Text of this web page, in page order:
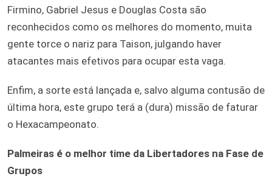
Firmino, Gabriel Jesus e Douglas Costa são
reconhecidos como os melhores do momento, muita
gente torce o nariz para Taison, julgando haver
atacantes mais efetivos para ocupar esta vaga.
Enfim, a sorte está lançada e, salvo alguma contusão de
última hora, este grupo terá a (dura) missão de faturar
o Hexacampeonato.
Palmeiras é o melhor time da Libertadores na Fase de
Grupos